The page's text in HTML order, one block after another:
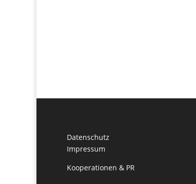
Datenschutz
Impressum
Kooperationen & PR